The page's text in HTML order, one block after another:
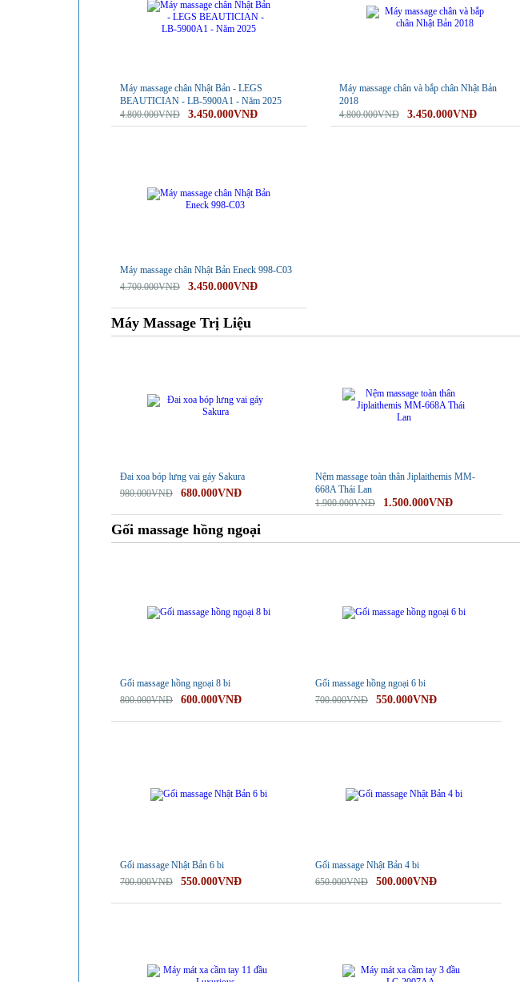
Máy massage chân Nhật Bản - LEGS
BEAUTICIAN - LB-5900A1 - Năm 2025
4.800.000VNĐ
3.450.000VNĐ
Máy massage chân và bắp chân Nhật Bản
2018
4.800.000VNĐ
3.450.000VNĐ
Máy massage chân Nhật Bản Eneck 998-C03
4.700.000VNĐ
3.450.000VNĐ
Máy Massage Trị Liệu
Đai xoa bóp lưng vai gáy Sakura
980.000VNĐ
680.000VNĐ
Nệm massage toàn thân Jiplaithemis MM-
668A Thái Lan
1.900.000VNĐ
1.500.000VNĐ
Gối massage hồng ngoại
Gối massage hồng ngoại 8 bi
800.000VNĐ
600.000VNĐ
Gối massage hồng ngoại 6 bi
700.000VNĐ
550.000VNĐ
Gối massage Nhật Bản 6 bi
700.000VNĐ
550.000VNĐ
Gối massage Nhật Bản 4 bi
650.000VNĐ
500.000VNĐ